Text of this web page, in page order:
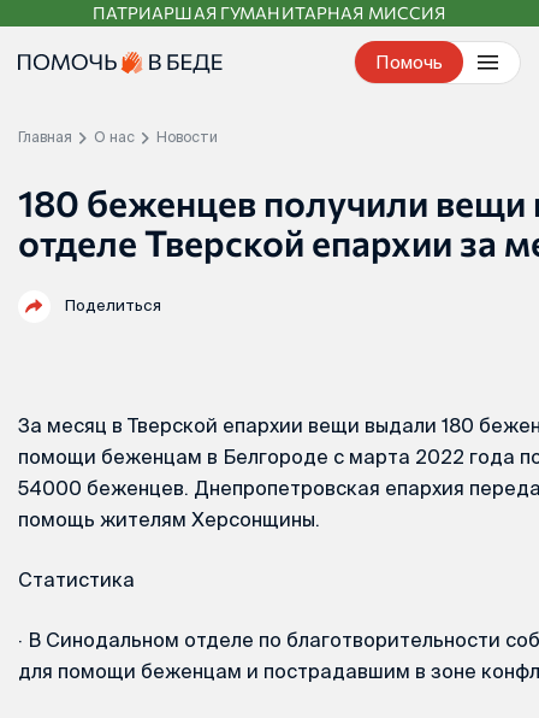
контенту
ПАТРИАРШАЯ ГУМАНИТАРНАЯ МИССИЯ
Помочь
Главная О нас Новости
180 беженцев получили вещи
отделе Тверской епархии за
Поделиться
За месяц в Тверской епархии вещи выдали 180
помощи беженцам в Белгороде с марта 2022 года
54000 беженцев. Днепропетровская епархия
помощь жителям Херсонщины.
Статистика
· В Синодальном отделе по благотворительности
для помощи беженцам и пострадавшим в зоне